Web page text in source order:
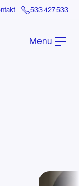
533 427 533
Menu